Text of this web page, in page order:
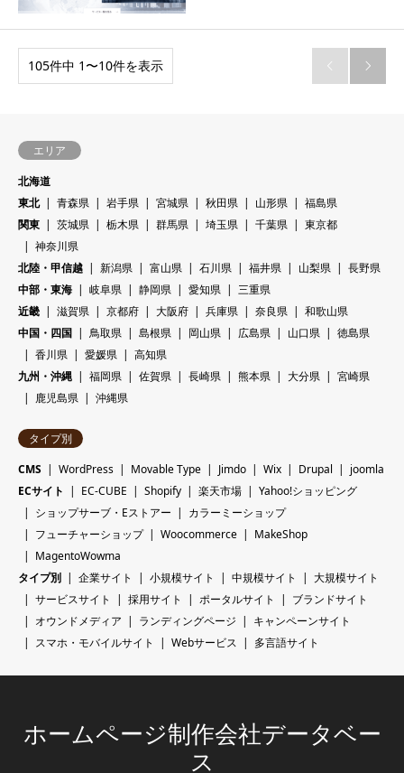
105件中 1〜10件を表示  
エリア
北海道
東北
青森県 岩手県 宮城県 秋田県 山形県
福島県
関東
茨城県 栃木県 群馬県 埼玉県 千葉県
東京都
神奈川県
北陸・甲信越
新潟県 富山県 石川県 福井県 山梨県
長野県
中部・東海
岐阜県 静岡県 愛知県
三重県
近畿
滋賀県 京都府 大阪府 兵庫県 奈良県
和歌山県
中国・四国
鳥取県 島根県 岡山県 広島県 山口県
徳島県
香川県
愛媛県
高知県
九州・沖縄
福岡県 佐賀県 長崎県 熊本県 大分県
宮崎県
鹿児島県
沖縄県
タイプ別
CMS
WordPress Movable Type Jimdo Wix Drupal
joomla
ECサイト
EC-CUBE Shopify 楽天市場
Yahoo!ショッピング
ショップサーブ・Eストアー
カラーミーショップ
フューチャーショップ
Woocommerce
MakeShop
MagentoWowma
タイプ別
企業サイト 小規模サイト 中規模サイト
大規模サイト
サービスサイト
採用サイト ポータルサイト
ブランドサイト
オウンドメディア
ランディングページ
キャンペーンサイト
スマホ・モバイルサイト
Webサービス 多言語サイト
ホームページ制作会社データベー
ス